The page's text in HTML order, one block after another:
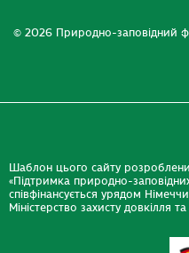
© 2026 Природно-заповідний
Шаблон цього сайту
«Підтримка природно-
співфінансується урядом
Міністерство захисту довкілля